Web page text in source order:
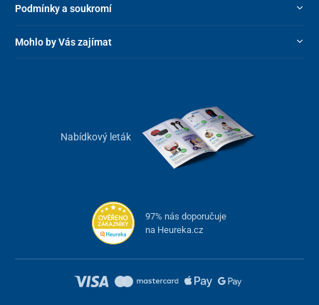
Podmínky a soukromí
Mohlo by Vás zajímat
Nabídkový leták
97% nás doporučuje
na Heureka.cz